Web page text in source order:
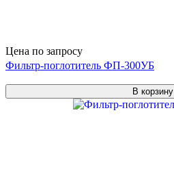
Цена по запросу
Фильтр-поглотитель ФП-300УБ
В корзину